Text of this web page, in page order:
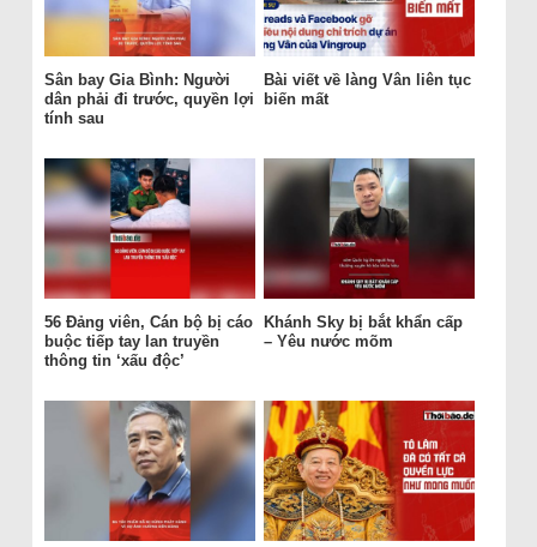
Sân bay Gia Bình: Người
dân phải đi trước, quyền lợi
tính sau
Bài viết về làng Vân liên tục
biến mất
56 Đảng viên, Cán bộ bị cáo
buộc tiếp tay lan truyền
thông tin ‘xấu độc’
Khánh Sky bị bắt khẩn cấp
– Yêu nước mõm